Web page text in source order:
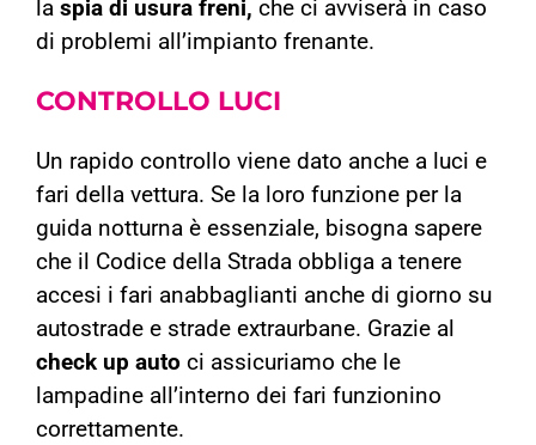
la spia di usura freni, che ci avviserà in caso
di problemi all’impianto frenante.
CONTROLLO LUCI
Un rapido controllo viene dato anche a luci e
fari della vettura. Se la loro funzione per la
guida notturna è essenziale, bisogna sapere
che il Codice della Strada obbliga a tenere
accesi i fari anabbaglianti anche di giorno su
autostrade e strade extraurbane. Grazie al
check up auto ci assicuriamo che le
lampadine all’interno dei fari funzionino
correttamente.